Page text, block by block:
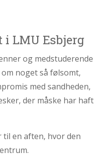
i LMU Esbjerg
og medstuderende
noget så følsomt,
med sandheden,
der måske har haft
en aften, hvor den